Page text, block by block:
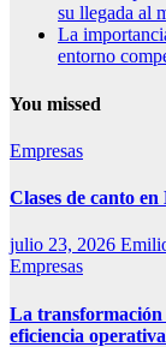
su llegada al
La
entorno
You missed
Empresas
Clases de canto
julio 23, 2026
Empresas
La transformación
eficiencia